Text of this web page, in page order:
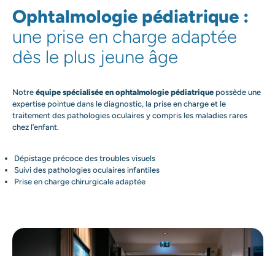
Ophtalmologie pédiatrique :
une prise en charge adaptée
dès le plus jeune âge
Notre équipe spécialisée en ophtalmologie pédiatriquepossède une
expertise pointue dans le diagnostic, la prise en charge et le
traitement des pathologies oculaires y compris les maladies rares
chez l’enfant.
Dépistage précoce des troubles visuels
Suivi des pathologies oculaires infantiles
Prise en charge chirurgicale adaptée